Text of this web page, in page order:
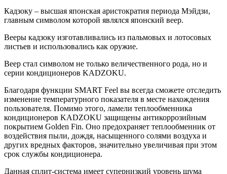
Кадзоку – высшая японская аристократия периода Мэйдзи,
главным символом которой являлся японский веер.
Вееры кадзоку изготавливались из пальмовых и лотосовых
листьев и использовались как оружие.
Веер стал символом не только величественного рода, но и
серии кондиционеров KADZOKU.
Благодаря функции SMART Feel вы всегда сможете отследить
изменение температурного показателя в месте нахождения
пользователя. Помимо этого, ламели теплообменника
кондиционеров KADZOKU защищены антикоррозийным
покрытием Golden Fin. Оно предохраняет теплообменник от
воздействия пыли, дождя, насыщенного солями воздуха и
других вредных факторов, значительно увеличивая при этом
срок службы кондиционера.
Данная сплит-система имеет супернизкий уровень шума